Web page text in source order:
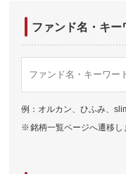
ファンド名・キ
ファンド名・キーワー
例：オルカン、ひふみ、
※銘柄一覧ページへ遷移し